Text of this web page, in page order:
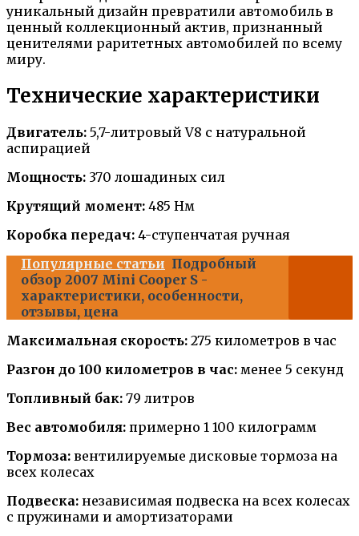
уникальный дизайн превратили автомобиль в
ценный коллекционный актив, признанный
ценителями раритетных автомобилей по всему
миру.
Технические характеристики
Двигатель: 5,7-литровый V8 с натуральной
аспирацией
Мощность: 370 лошадиных сил
Крутящий момент: 485 Нм
Коробка передач: 4-ступенчатая ручная
Популярные статьи Подробный
обзор 2007 Mini Cooper S -
характеристики, особенности,
отзывы, цена
Максимальная скорость: 275 километров в час
Разгон до 100 километров в час: менее 5 секунд
Топливный бак: 79 литров
Вес автомобиля: примерно 1 100 килограмм
Тормоза: вентилируемые дисковые тормоза на
всех колесах
Подвеска: независимая подвеска на всех колесах
с пружинами и амортизаторами